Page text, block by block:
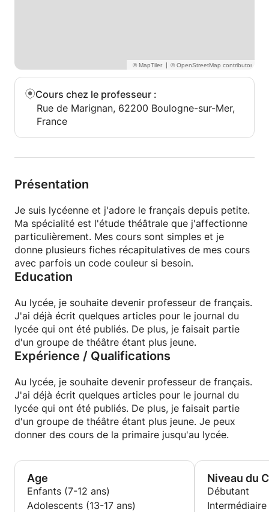
|
Cours chez le professeur :
Rue de Marignan, 62200 Boulogne-sur-Mer,
France
Présentation
Je suis lycéenne et j'adore le français depuis petite.
Ma spécialité est l'étude théâtrale que j'affectionne
particulièrement. Mes cours sont simples et je
donne plusieurs fiches récapitulatives de mes cours
avec parfois un code couleur si besoin.
Education
Au lycée, je souhaite devenir professeur de français.
J'ai déjà écrit quelques articles pour le journal du
lycée qui ont été publiés. De plus, je faisait partie
d'un groupe de théâtre étant plus jeune.
Expérience / Qualifications
Au lycée, je souhaite devenir professeur de français.
J'ai déjà écrit quelques articles pour le journal du
lycée qui ont été publiés. De plus, je faisait partie
d'un groupe de théâtre étant plus jeune. Je peux
donner des cours de la primaire jusqu'au lycée.
Age
Enfants (7-12 ans)
Adolescents (13-17 ans)
Niveau du
Débutant
Intermédiaire